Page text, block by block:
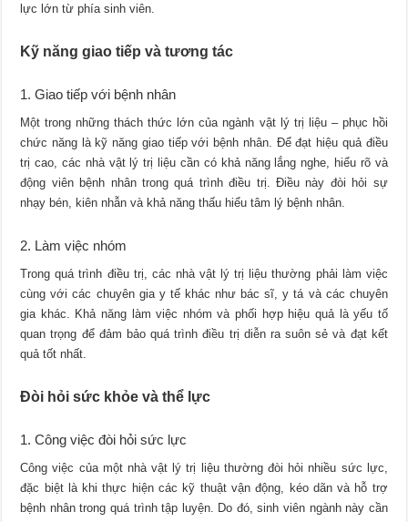
lực lớn từ phía sinh viên.
Kỹ năng giao tiếp và tương tác
1. Giao tiếp với bệnh nhân
Một trong những thách thức lớn của ngành vật lý trị liệu – phục hồi
chức năng là kỹ năng giao tiếp với bệnh nhân. Để đạt hiệu quả điều
trị cao, các nhà vật lý trị liệu cần có khả năng lắng nghe, hiểu rõ và
động viên bệnh nhân trong quá trình điều trị. Điều này đòi hỏi sự
nhạy bén, kiên nhẫn và khả năng thấu hiểu tâm lý bệnh nhân.
2. Làm việc nhóm
Trong quá trình điều trị, các nhà vật lý trị liệu thường phải làm việc
cùng với các chuyên gia y tế khác như bác sĩ, y tá và các chuyên
gia khác. Khả năng làm việc nhóm và phối hợp hiệu quả là yếu tố
quan trọng để đảm bảo quá trình điều trị diễn ra suôn sẻ và đạt kết
quả tốt nhất.
Đòi hỏi sức khỏe và thể lực
1. Công việc đòi hỏi sức lực
Công việc của một nhà vật lý trị liệu thường đòi hỏi nhiều sức lực,
đặc biệt là khi thực hiện các kỹ thuật vận động, kéo dãn và hỗ trợ
bệnh nhân trong quá trình tập luyện. Do đó, sinh viên ngành này cần